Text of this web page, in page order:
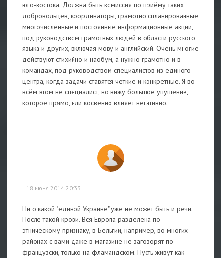
юго-востока. Должна быть комиссия по приёму таких
добровольцев, координаторы, грамотно спланированные
многочисленные и постоянные информационные акции,
под руководством грамотных людей в области русского
языка и других, включая мову и английский. Очень многие
действуют стихийно и наобум, а нужно грамотно и в
командах, под руководством специалистов из единого
центра, когда задачи ставятся чёткие и конкретные. Я во
всём этом не специалист, но вижу большое упущение,
которое прямо, или косвенно влияет негативно.
18 июня 2014 20:33
Ни о какой "единой Украине" уже не может быть и речи.
После такой крови. Вся Европа разделена по
этническому признаку, в Бельгии, например, во многих
районах с вами даже в магазине не заговорят по-
французски, только на фламандском. Пусть живут как